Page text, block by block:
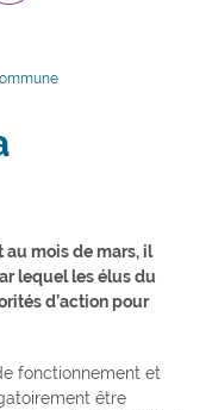
mois de mars, il
lequel les élus du
d’action pour
fonctionnement et
être